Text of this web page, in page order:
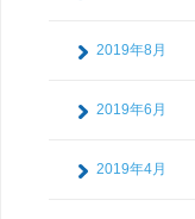
2019年8月
2019年6月
2019年4月